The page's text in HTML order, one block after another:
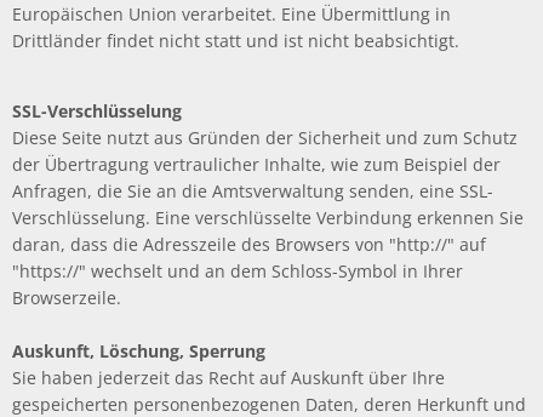
Europäischen Union verarbeitet. Eine Übermittlung in
Drittländer findet nicht statt und ist nicht beabsichtigt.
SSL-Verschlüsselung
Diese Seite nutzt aus Gründen der Sicherheit und zum Schutz
der Übertragung vertraulicher Inhalte, wie zum Beispiel der
Anfragen, die Sie an die Amtsverwaltung senden, eine SSL-
Verschlüsselung. Eine verschlüsselte Verbindung erkennen Sie
daran, dass die Adresszeile des Browsers von "http://" auf
"https://" wechselt und an dem Schloss-Symbol in Ihrer
Browserzeile.
Auskunft, Löschung, Sperrung
Sie haben jederzeit das Recht auf Auskunft über Ihre
gespeicherten personenbezogenen Daten, deren Herkunft und